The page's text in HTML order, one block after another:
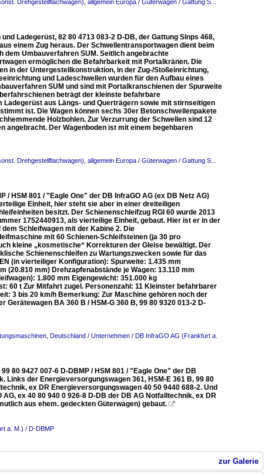
Drehgestellflachwagen) allgemein Europa / Güterwagen / Gattung S...
Ladegerüst, 82 80 4713 083-2 D-DB, der Gattung Slnps 468,
einem Zug heraus. Der Schwellentransportwagen dient beim
dem Umbauverfahren SUM. Seitlich angebrachte
ermöglichen die Befahrbarkeit mit Portalkränen. Die
in der Untergestellkonstruktion, in der Zug-/Stoßeinrichtung,
und Ladeschwellen wurden für den Aufbau eines
SUM und sind mit Portalkranschienen der Spurweite
beträgt der kleinste befahrbare
Ladegerüst aus Längs- und Querträgern sowie mit stirnseitigen
ist. Die Wagen können sechs 30er Betonschwellenpakete
Holzbohlen. Zur Verzurrung der Schwellen sind 12
angebracht. Der Wagenboden ist mit einem begehbaren
Drehgestellflachwagen) allgemein Europa / Güterwagen / Gattung S...
/ HSM 801 / "Eagle One" der DB InfraGO AG (ex DB Netz AG)
Einheit, hier steht sie aber in einer dreiteiligen
besitzt. Der Schienenschleifzug RGI 60 wurde 2013
1752440913, als vierteilige Einheit, gebaut. Hier ist er in der
Schleifwagen mit der Kabine 2. Die
mit 60 Schienen-Schleifsteinen (ja 30 pro
kleine „kosmetische“ Korrekturen der Gleise bewältigt. Der
Schienenschleifen zu Wartungszwecken sowie für das
(in vierteiliger Konfiguration): Spurweite: 1.435 mm
(20.810 mm) Drehzapfenabstände je Wagen: 13.110 mm
1.800 mm Eigengewicht: 351.000 kg
60 t Zur Mitfahrt zugel. Personenzahl: 11 Kleinster befahrbarer
3 bis 20 km/h Bemerkung: Zur Maschine gehören noch der
Gerätewagen BA 360 B / HSM-G 360 B, 99 80 9320 013-2 D-
Deutschland / Unternehmen / DB InfraGO AG (Frankfurt a.
80 9427 007-6 D-DBMP / HSM 801 / "Eagle One" der DB
Links der Energieversorgungswagen 361, HSM-E 361 B, 99 80
ex DR Energieversorgungswagen 40 50 9440 688-2. Und
ex 40 80 940 0 926-8 D-DB der DB AG Notfalltechnik, ex DR
aus ehem. gedeckten Güterwagen) gebaut. 
a. M.) / D-DBMP
zur Galerie